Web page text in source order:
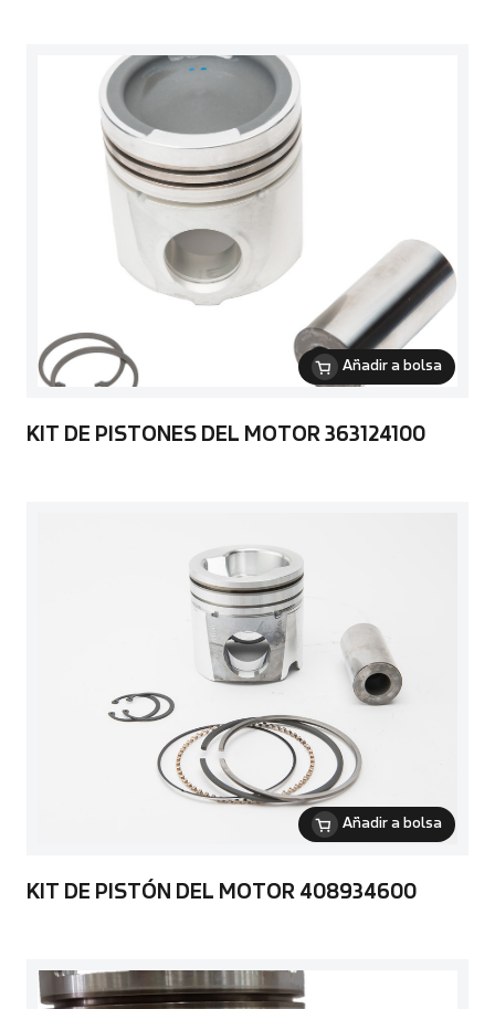
Añadir a bolsa
KIT DE PISTONES DEL MOTOR 363124100
Añadir a bolsa
KIT DE PISTÓN DEL MOTOR 408934600